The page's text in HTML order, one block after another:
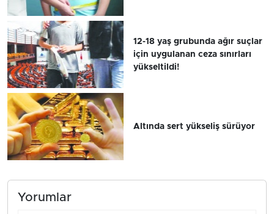
12-18 yaş grubunda ağır suçlar
için uygulanan ceza sınırları
yükseltildi!
Altında sert yükseliş sürüyor
Yorumlar